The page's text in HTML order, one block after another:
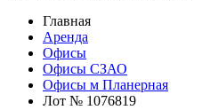
Главная
Аренда
Офисы
Офисы СЗАО
Офисы м Планерная
Лот № 1076819